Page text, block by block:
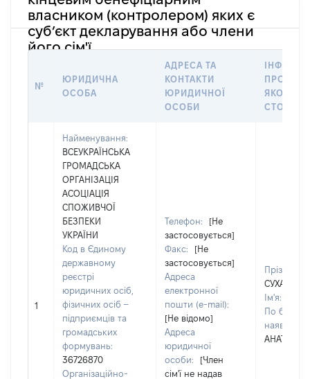
власником (контролером) яких є
суб’єкт декларування або члени
його сім'ї
№
ЮРИДИЧНА
ОСОБА
АДРЕСА ТА
КОНТАКТИ
ЮРИДИЧНОЇ
ОСОБИ
ПРО
ЯКОЇ
1
Найменування:
ВСЕУКРАЇНСЬКА
ГРОМАДСЬКА
ОРГАНІЗАЦІЯ
АСОЦІАЦІЯ
СПОЖИВЧОЇ
БЕЗПЕКИ
УКРАЇНИ
Код в Єдиному
державному
реєстрі
юридичних осіб,
фізичних осіб –
підприємців та
громадських
формувань:
36726870
Організаційно-
Телефон:
[Не
застосовується]
Факс:
[Не
застосовується]
Адреса
електронної
пошти (e-mail):
[Не відомо]
Адреса
юридичної
особи:
[Член
сім'ї не надав
Прізвище:
СУХАНОВ
Ім'я:
По